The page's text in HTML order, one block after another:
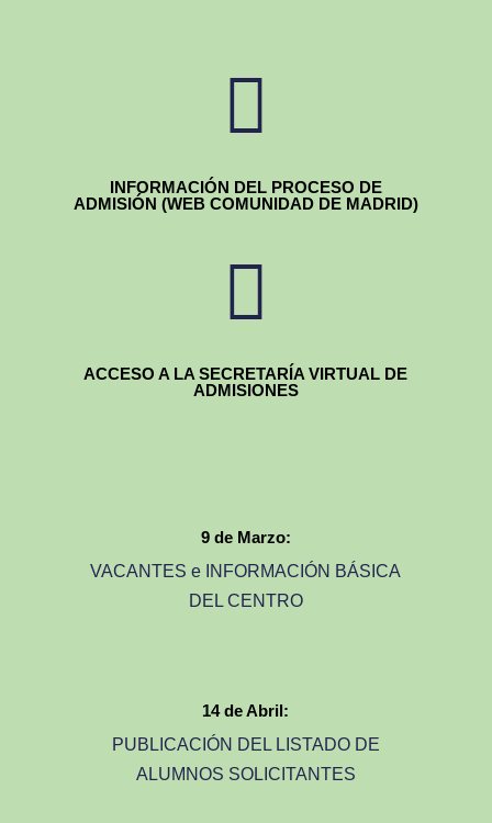

INFORMACIÓN DEL PROCESO DE
ADMISIÓN (WEB COMUNIDAD DE MADRID)

ACCESO A LA SECRETARÍA VIRTUAL DE
ADMISIONES
9 de Marzo:
VACANTES e INFORMACIÓN BÁSICA
DEL CENTRO
14 de Abril:
PUBLICACIÓN DEL LISTADO DE
ALUMNOS SOLICITANTES